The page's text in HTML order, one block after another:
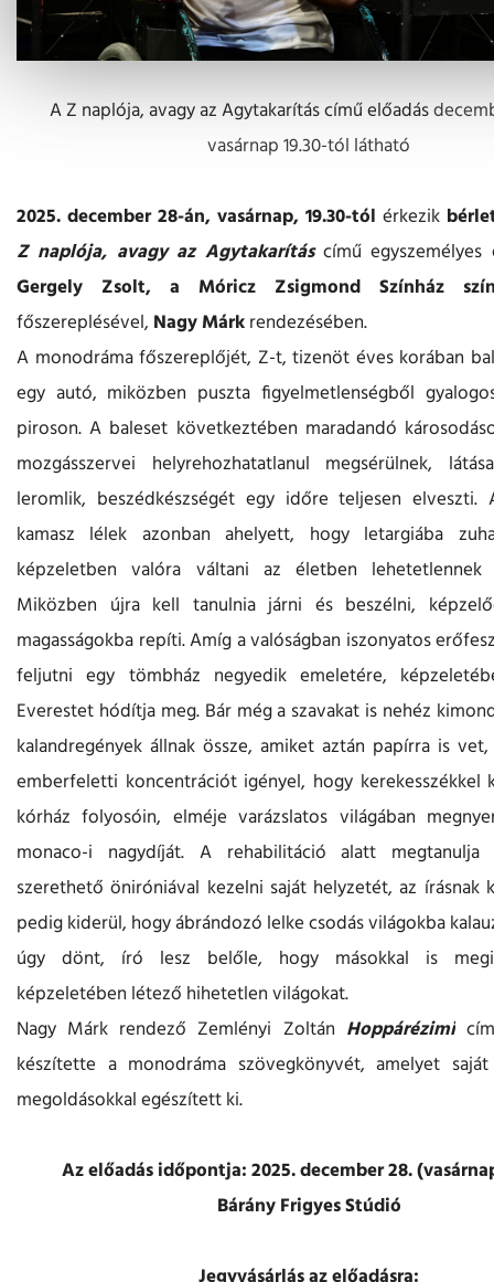
A Z naplója, avagy az Agytakarítás című előadás
vasárnap 19.30-tól látható
2025. december 28-án, vasárnap, 19.30-tól érkezik
Z naplója, avagy az Agytakarítás című
Gergely Zsolt, a Móricz Zsigmond Színház
főszereplésével, Nagy Márkrendezésében.
A monodráma főszereplőjét, Z-t, tizenöt éves korában
egy autó, miközben puszta figyelmetlenségből
piroson. A baleset következtében maradandó
mozgásszervei helyrehozhatatlanul megsérülnek,
leromlik, beszédkészségét egy időre teljesen elveszti.
kamasz lélek azonban ahelyett, hogy letargiába
képzeletben valóra váltani az életben
Miközben újra kell tanulnia járni és beszélni,
magasságokba repíti. Amíg a valóságban iszonyatos
feljutni egy tömbház negyedik emeletére,
Everestet hódítja meg. Bár még a szavakat is nehéz
kalandregények állnak össze, amiket aztán papírra is
emberfeletti koncentrációt igényel, hogy kerekesszékkel
kórház folyosóin, elméje varázslatos világában
monaco-i nagydíját. A rehabilitáció alatt megtanulja
szerethető öniróniával kezelni saját helyzetét, az írásnak
pedig kiderül, hogy ábrándozó lelke csodás világokba
úgy dönt, író lesz belőle, hogy másokkal is
képzeletében létező hihetetlen világokat.
Nagy Márk rendező Zemlényi Zoltán Hoppárézimi
készítette a monodráma szövegkönyvét, amelyet
megoldásokkal egészített ki.
Az előadás időpontja: 2025. december 28.
Bárány Frigyes Stúdió